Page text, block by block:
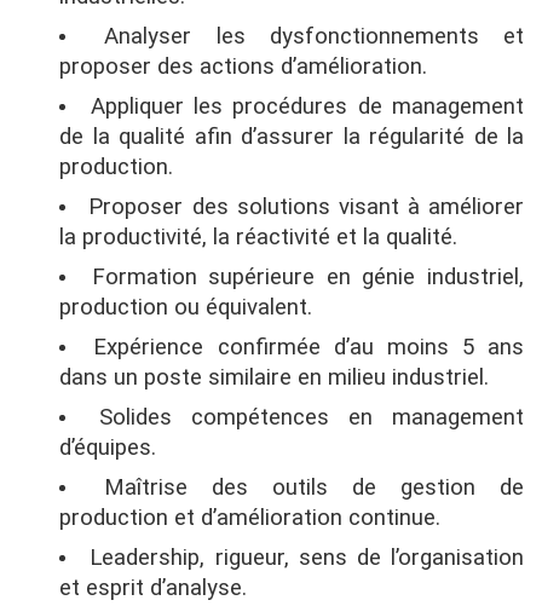
Analyser les dysfonctionnements et
proposer des actions d’amélioration.
Appliquer les procédures de management
de la qualité afin d’assurer la régularité de la
production.
Proposer des solutions visant à améliorer
la productivité, la réactivité et la qualité.
Formation supérieure en génie industriel,
production ou équivalent.
Expérience confirmée d’au moins 5 ans
dans un poste similaire en milieu industriel.
Solides compétences en management
d’équipes.
Maîtrise des outils de gestion de
production et d’amélioration continue.
Leadership, rigueur, sens de l’organisation
et esprit d’analyse.